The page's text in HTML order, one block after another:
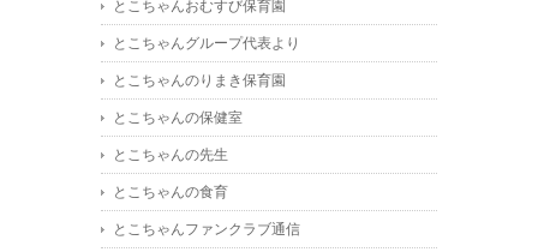
とこちゃんおむすび保育園
とこちゃんグループ代表より
とこちゃんのりまき保育園
とこちゃんの保健室
とこちゃんの先生
とこちゃんの食育
とこちゃんファンクラブ通信